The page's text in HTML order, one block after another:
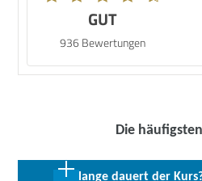
GUT
936 Bewertungen
Die
Wie lange dauert der